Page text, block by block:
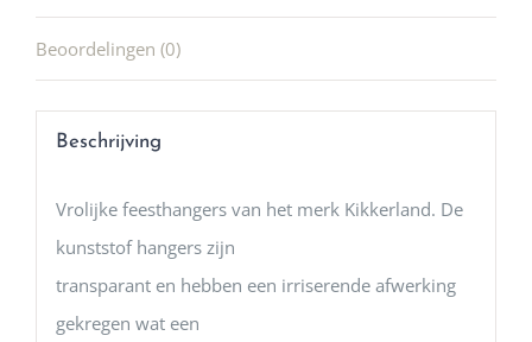
Beoordelingen (0)
Beschrijving
Vrolijke feesthangers van het merk Kikkerland. De
kunststof hangers zijn
transparant en hebben een irriserende afwerking
gekregen wat een